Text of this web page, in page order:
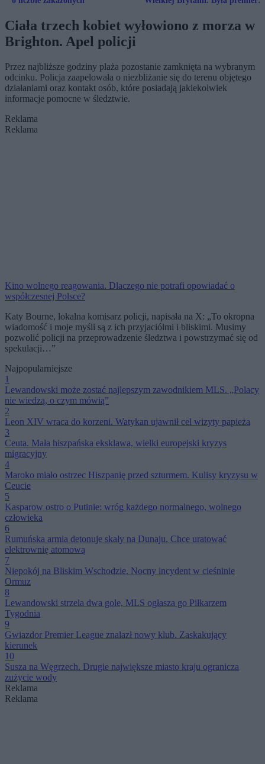
Ciała trzech kobiet wyłowiono z morza w
Brighton. Apel policji
Przez najbliższe godziny plaża pozostanie zamknięta na wybranym
odcinku. Policja zaapelowała o niezbliżanie się do terenu objętego
działaniami oraz kontakt osób, które posiadają jakiekolwiek
informacje pomocne w śledztwie.
Reklama
Reklama
Kino wolnego reagowania. Dlaczego nie potrafi opowiadać o
współczesnej Polsce?
Katy Bourne, lokalna komisarz policji, napisała na X: „To okropna
wiadomość i moje myśli są z ich przyjaciółmi i bliskimi. Musimy
pozwolić policji na przeprowadzenie śledztwa i powstrzymać się od
spekulacji…”
Najpopularniejsze
1
Lewandowski może zostać najlepszym zawodnikiem MLS. „Polacy
nie wiedzą, o czym mówią”
2
Leon XIV wraca do korzeni. Watykan ujawnił cel wizyty papieża
3
Ceuta. Mała hiszpańska eksklawa, wielki europejski kryzys
migracyjny
4
Maroko miało ostrzec Hiszpanię przed szturmem. Kulisy kryzysu w
Ceucie
5
Kasparow ostro o Putinie: wróg każdego normalnego, wolnego
człowieka
6
Rumuńska armia detonuje skały na Dunaju. Chce uratować
elektrownię atomową
7
Niepokój na Bliskim Wschodzie. Nocny incydent w cieśninie
Ormuz
8
Lewandowski strzela dwa gole, MLS ogłasza go Piłkarzem
Tygodnia
9
Gwiazdor Premier League znalazł nowy klub. Zaskakujący
kierunek
10
Susza na Węgrzech. Drugie największe miasto kraju ogranicza
zużycie wody
Reklama
Reklama